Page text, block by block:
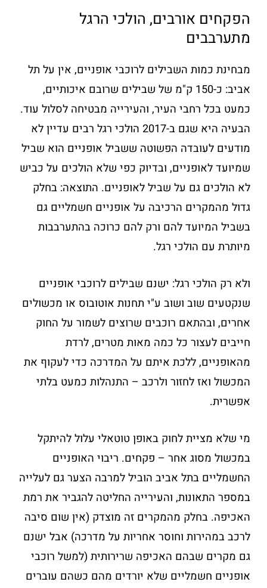
הפקחים אורבים, הולכי הרגל
מתערבבים
מבחינת כמות השבילים לרוכבי אופניים, אין על תל
אביב: כ-150 ק"מ של שבילים שרובם איכותיים,
כמעט בכל רחבי העיר, והעירייה מבטיחה לסלול עוד.
הבעיה היא שגם ב-2017 הולכי רגל רבים עדיין לא
מודעים לעובדה הפשוטה ששביל אופניים הוא שביל
שמיועד לאופניים, ובדיוק כפי שלא הולכים על כביש
לא הולכים גם על שביל לאופניים. התוצאה: בחלק
גדול מהמקרים הרכיבה על אופניים חשמליים גם
בשביל המיועד להם ורק להם כרוכה בהתערבבות
מיותרת עם הולכי רגל.
ולא רק הולכי רגל: ישנם שבילים לרוכבי אופניים
שנקטעים שוב ושוב ע"י תחנות אוטובוס או מכשולים
אחרים, ובהתאם רוכבים שרוצים לשמור על החוק
חייבים לעצור כל כמה מאות מטרים, לרדת
מהאופניים, ללכת איתם על המדרכה כדי לעקוף את
המכשול ואז לחזור ולרכב – התנהלות כמעט בלתי
אפשרית.
מי שלא מציית לחוק באופן טוטאלי עלול להיתקל
במכשול מסוג אחר – פקחים. ריבוי האופניים
החשמליים בתל אביב הוביל למרבה הצער גם לעלייה
במספר התאונות, והעירייה החליטה להגביר את רמת
האכיפה. בחלק מהמקרים זה מוצדק (אין שום סיבה
לרכב במהירות וחוסר אחריות על מדרכה) אבל ישנם
גם מקרים שבהם האכיפה שרירותית (למשל רוכבי
אופניים חשמליים שלא יורדים מהם כשהם עוברים